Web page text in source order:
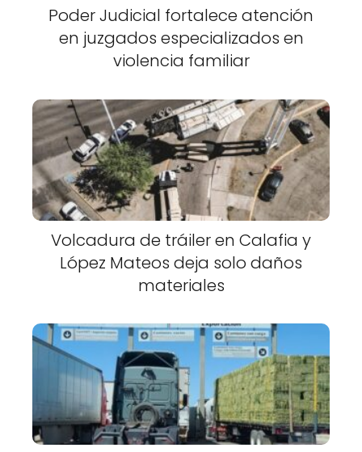
Poder Judicial fortalece atención
en juzgados especializados en
violencia familiar
Volcadura de tráiler en Calafia y
López Mateos deja solo daños
materiales